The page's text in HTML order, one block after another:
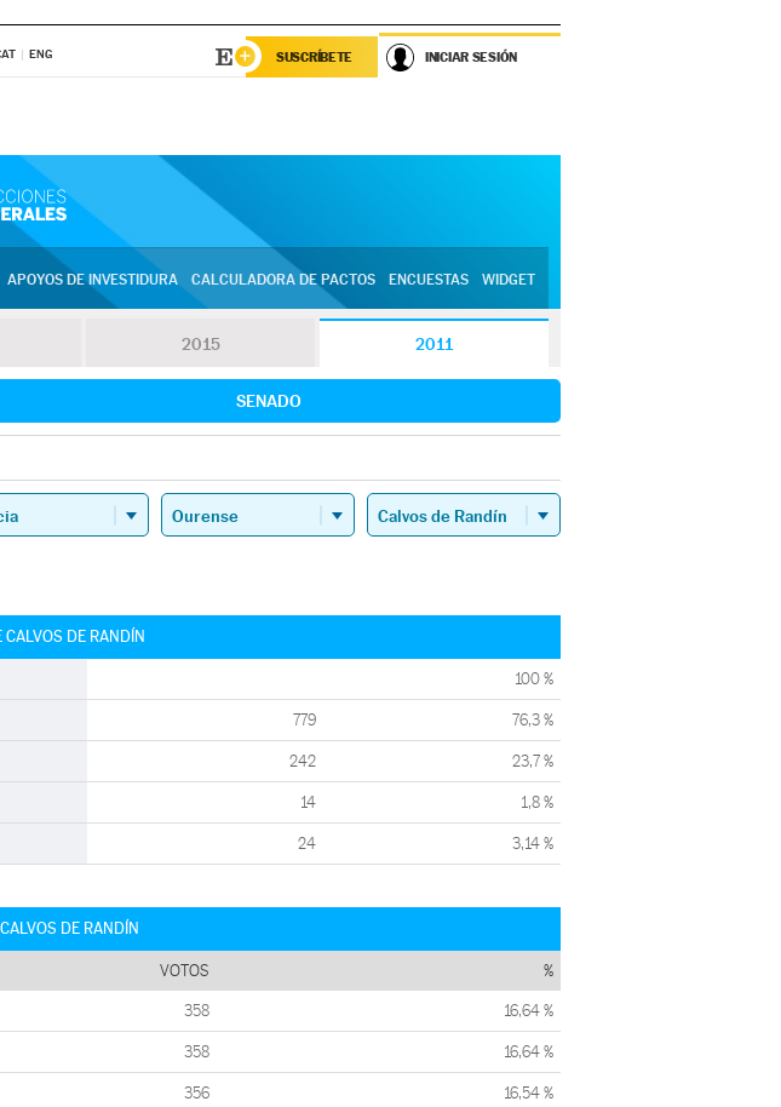
ENG SUSCRÍBETE INICIAR SESIÓN
APOYOS DE INVESTIDURA CALCULADORA DE PACTOS ENCUESTAS WIDGET
2015 2011
SENADO
CALVOS DE RANDÍN
100 %
779 76,3 %
242 23,7 %
14 1,8 %
24 3,14 %
DE RANDÍN
VOTOS %
358 16,64 %
358 16,64 %
356 16,54 %